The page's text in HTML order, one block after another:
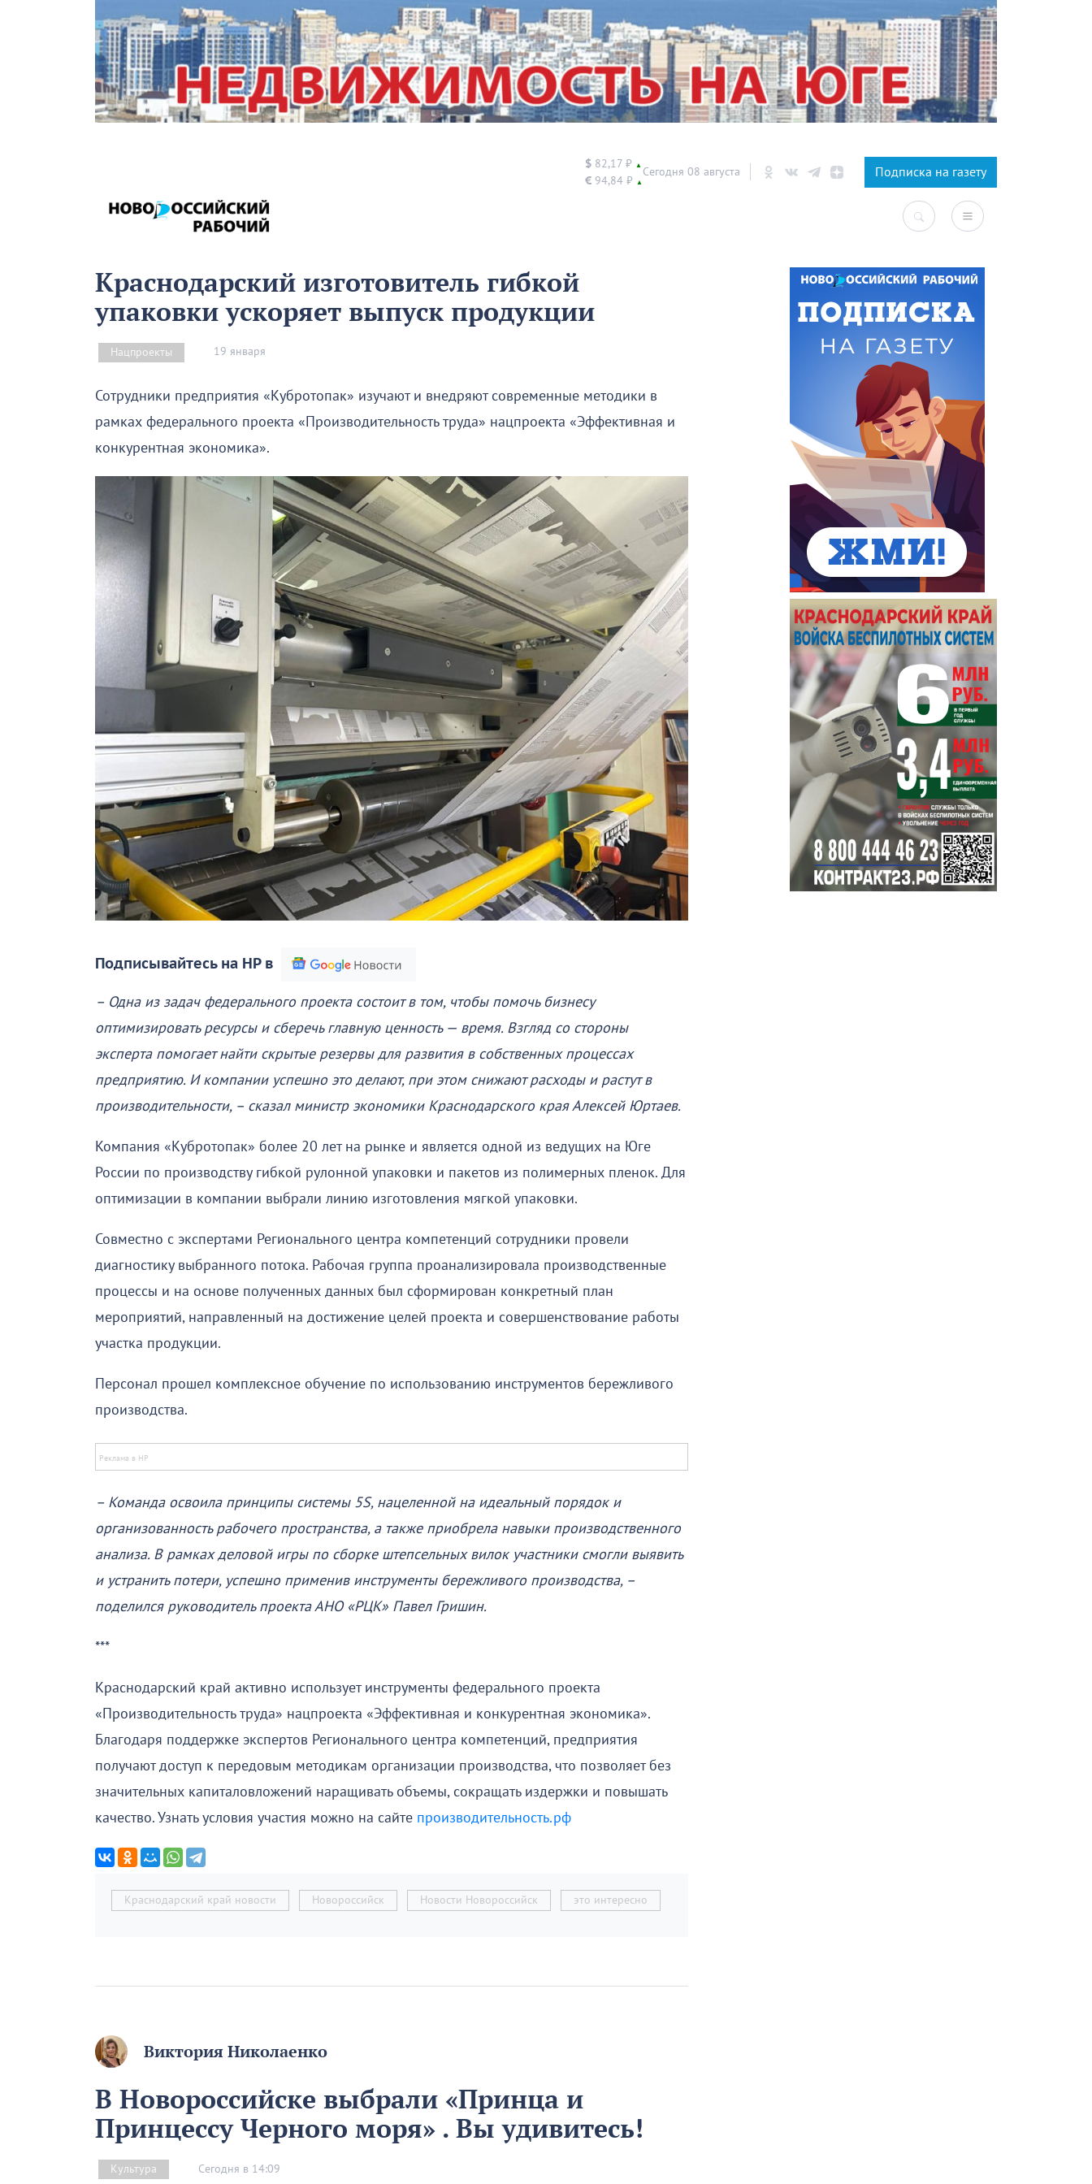
$ 82,17 ₽ ▲
€ 94,84 ₽ ▲
Сегодня 08 августа Подписка на газету
Краснодарский изготовитель гибкой
упаковки ускоряет выпуск продукции
Нацпроекты 19 января
Сотрудники предприятия «Кубротопак» изучают и внедряют современные методики в
рамках федерального проекта «Производительность труда» нацпроекта «Эффективная и
конкурентная экономика».
Подписывайтесь на НР в
– Одна из задач федерального проекта состоит в том, чтобы помочь бизнесу
оптимизировать ресурсы и сберечь главную ценность — время. Взгляд со стороны
эксперта помогает найти скрытые резервы для развития в собственных процессах
предприятию. И компании успешно это делают, при этом снижают расходы и растут в
производительности, – сказал министр экономики Краснодарского края Алексей Юртаев.
Компания «Кубротопак» более 20 лет на рынке и является одной из ведущих на Юге
России по производству гибкой рулонной упаковки и пакетов из полимерных пленок. Для
оптимизации в компании выбрали линию изготовления мягкой упаковки.
Совместно с экспертами Регионального центра компетенций сотрудники провели
диагностику выбранного потока. Рабочая группа проанализировала производственные
процессы и на основе полученных данных был сформирован конкретный план
мероприятий, направленный на достижение целей проекта и совершенствование работы
участка продукции.
Персонал прошел комплексное обучение по использованию инструментов бережливого
производства.
– Команда освоила принципы системы 5S, нацеленной на идеальный порядок и
организованность рабочего пространства, а также приобрела навыки производственного
анализа. В рамках деловой игры по сборке штепсельных вилок участники смогли выявить
и устранить потери, успешно применив инструменты бережливого производства, –
поделился руководитель проекта АНО «РЦК» Павел Гришин.
***
Краснодарский край активно использует инструменты федерального проекта
«Производительность труда» нацпроекта «Эффективная и конкурентная экономика».
Благодаря поддержке экспертов Регионального центра компетенций, предприятия
получают доступ к передовым методикам организации производства, что позволяет без
значительных капиталовложений наращивать объемы, сокращать издержки и повышать
качество. Узнать условия участия можно на сайте производительность.рф
Краснодарский край новости Новороссийск Новости Новороссийск это интересно
Виктория Николаенко
В Новороссийске выбрали «Принца и
Принцессу Черного моря» . Вы удивитесь!
Культура Сегодня в 14:09